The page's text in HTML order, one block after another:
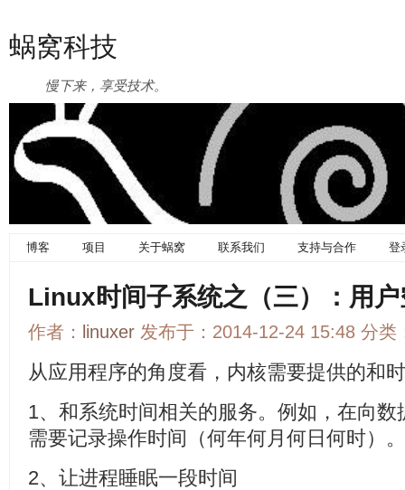
蜗窝科技
慢下来，享受技术。
博客 项目 关于蜗窝 联系我们 支持与合作 登
Linux时间子系统之（三）：用
作者： linuxer 发布于：2014-12-24 15:48 分类
从应用程序的角度看，内核需要提供的和
1、和系统时间相关的服务。例如，在向
需要记录操作时间（何年何月何日何时）。
2、让进程睡眠一段时间